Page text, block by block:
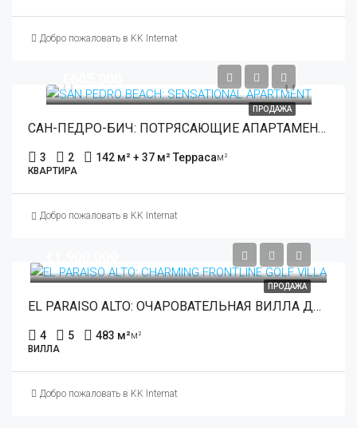
Добро пожаловать в KK International Estate
ПРОДАЖА
САН-ПЕДРО-БИЧ: ПОТРЯСАЮЩИЕ АПАРТАМЕНТЫ
3 2 142 м² + 37 м² Террасам²
КВАРТИРА
Добро пожаловать в KK International Estate
ПРОДАЖА
EL PARAISO ALTO: ОЧАРОВАТЕЛЬНАЯ ВИЛЛА ДЛЯ ГОЛЬФА НА ПЕРВОЙ ЛИНИИ
4 5 483 м²м²
ВИЛЛА
Добро пожаловать в KK International Estate